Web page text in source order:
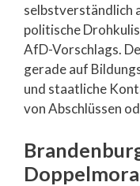
selbstverständlich
politische
AfD-Vorschlags.
gerade auf
und staatliche
von Abschlüssen